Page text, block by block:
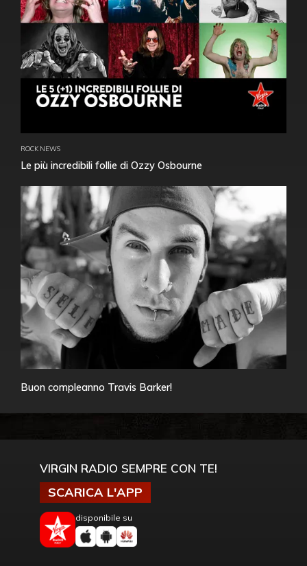
ROCK NEWS
Le più incredibili follie di Ozzy Osbourne
Buon compleanno Travis Barker!
VIRGIN RADIO SEMPRE CON TE!
SCARICA L'APP
disponibile su